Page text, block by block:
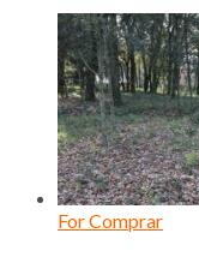
For Comprar